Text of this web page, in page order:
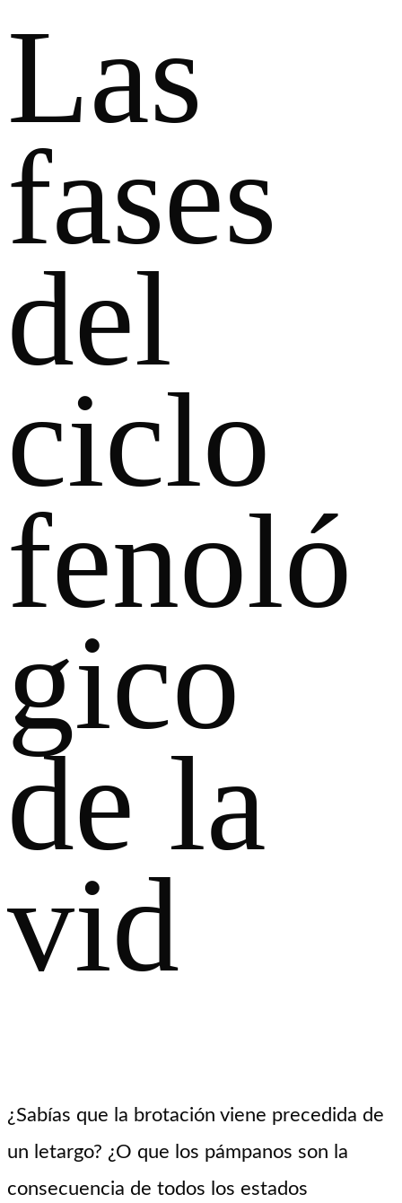
Las
fases
del
ciclo
fenoló
gico
de la
vid
¿Sabías que la brotación viene precedida de
un letargo? ¿O que los pámpanos son la
consecuencia de todos los estados